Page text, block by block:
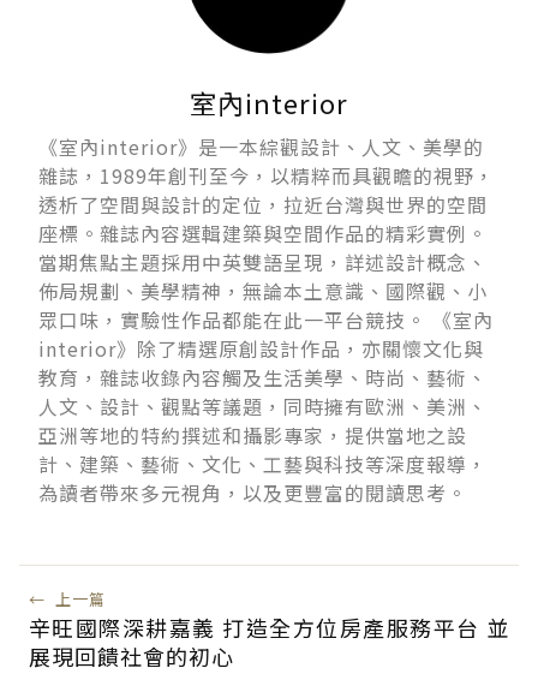
室內interior
《室內interior》是一本綜觀設計、人文、美學的
雜誌，1989年創刊至今，以精粹而具觀瞻的視野，
透析了空間與設計的定位，拉近台灣與世界的空間
座標。雜誌內容選輯建築與空間作品的精彩實例。
當期焦點主題採用中英雙語呈現，詳述設計概念、
佈局規劃、美學精神，無論本土意識、國際觀、小
眾口味，實驗性作品都能在此一平台競技。 《室內
interior》除了精選原創設計作品，亦關懷文化與
教育，雜誌收錄內容觸及生活美學、時尚、藝術、
人文、設計、觀點等議題，同時擁有歐洲、美洲、
亞洲等地的特約撰述和攝影專家，提供當地之設
計、建築、藝術、文化、工藝與科技等深度報導，
為讀者帶來多元視角，以及更豐富的閱讀思考。
← 上一篇
辛旺國際深耕嘉義 打造全方位房產服務平台 並
展現回饋社會的初心